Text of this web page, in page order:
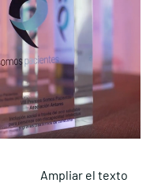
Ampliar el texto